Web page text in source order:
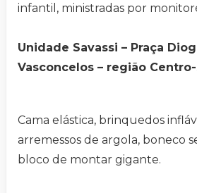
infantil, ministradas por
Unidade Savassi – Praça
Vasconcelos – região
Cama elástica, brinquedos
arremessos de argola, boneco
bloco de montar gigante.